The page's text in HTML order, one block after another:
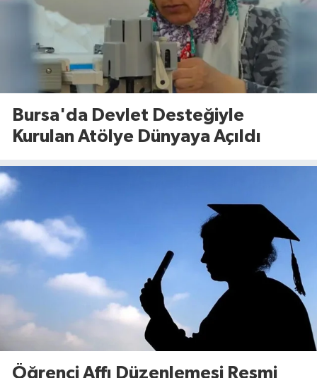
Bursa'da Devlet Desteğiyle
Kurulan Atölye Dünyaya Açıldı
Öğrenci Affı Düzenlemesi Resmi